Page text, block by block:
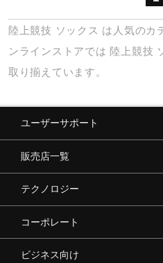
ジュニア／キッズ
メディカル
コラボ／ライセンス
セール
その他
陸上競技 ソックス は人気のカ
ンラインストアでは 陸上競技
取り揃えています。
ユーザーサポート
販売店一覧
テクノロジー
コーポレート
ビジネス向け